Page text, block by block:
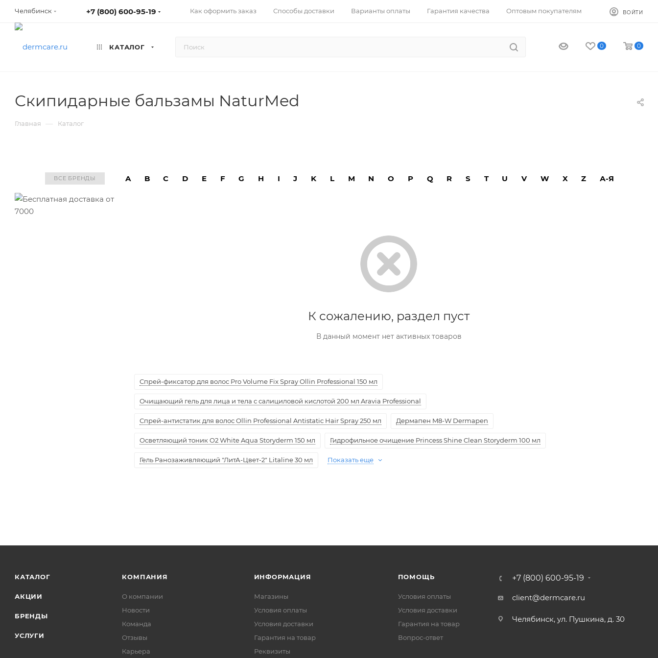
Челябинск +7 (800) 600-95-19 Как оформить заказ Способы доставки Варианты оплаты Гарантия качества Оптовым покупателям ВОЙТИ
КАТАЛОГ 0 0
Скипидарные бальзамы NaturMed
Главная — Каталог
ВСЕ БРЕНДЫ A B C D E F G H I J K L M N O P Q R S T U V W X Z А-Я
К сожалению, раздел пуст
В данный момент нет активных товаров
Спрей-фиксатор для волос Pro Volume Fix Spray Ollin Professional 150 мл
Очищающий гель для лица и тела с салициловой кислотой 200 мл Aravia Professional
Спрей-антистатик для волос Ollin Professional Antistatic Hair Spray 250 мл Дермапен M8-W Dermapen
Осветляющий тоник O2 White Aqua Storyderm 150 мл Гидрофильное очищение Princess Shine Clean Storyderm 100 мл
Гель Ранозаживляющий "ЛитА-Цвет-2" Litaline 30 мл Показать еще
КАТАЛОГ
АКЦИИ
БРЕНДЫ
УСЛУГИ
КОМПАНИЯ
О компании
Новости
Команда
Отзывы
Карьера
ИНФОРМАЦИЯ
Магазины
Условия оплаты
Условия доставки
Гарантия на товар
Реквизиты
ПОМОЩЬ
Условия оплаты
Условия доставки
Гарантия на товар
Вопрос-ответ
+7 (800) 600-95-19
client@dermcare.ru
Челябинск, ул. Пушкина, д. 30